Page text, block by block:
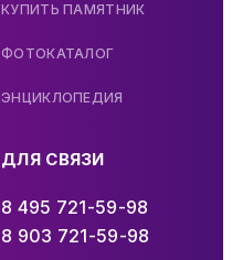
КУПИТЬ ПАМЯТНИК
ФОТОКАТАЛОГ
ЭНЦИКЛОПЕДИЯ
ДЛЯ СВЯЗИ
8 495 721-59-98
8 903 721-59-98